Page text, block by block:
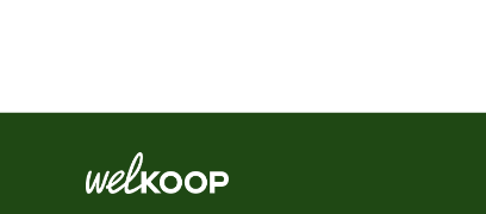
Kleur detail